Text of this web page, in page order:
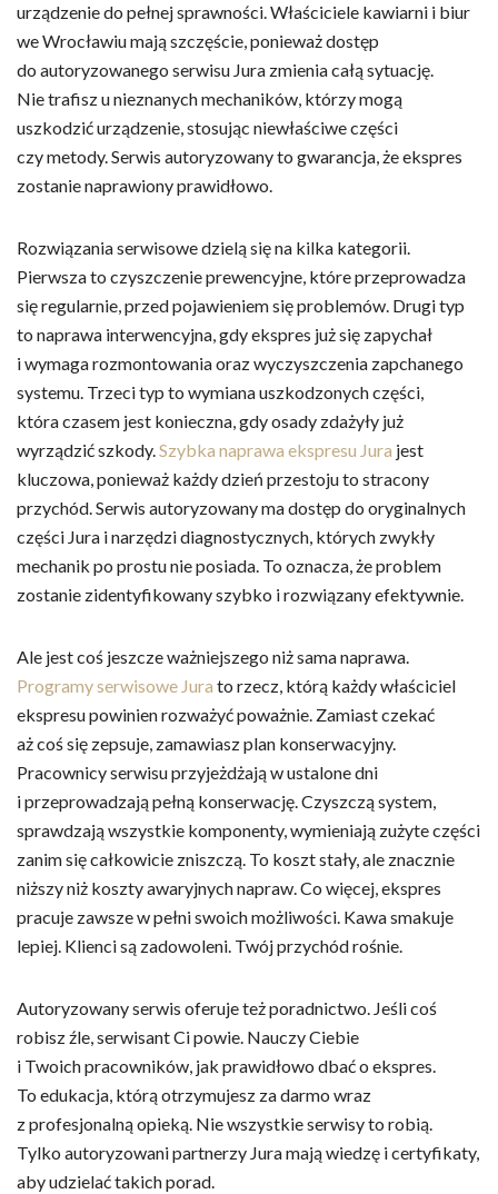
urządzenie do pełnej sprawności. Właściciele kawiarni i biur
we Wrocławiu mają szczęście, ponieważ dostęp
do autoryzowanego serwisu Jura zmienia całą sytuację.
Nie trafisz u nieznanych mechaników, którzy mogą
uszkodzić urządzenie, stosując niewłaściwe części
czy metody. Serwis autoryzowany to gwarancja, że ekspres
zostanie naprawiony prawidłowo.
Rozwiązania serwisowe dzielą się na kilka kategorii.
Pierwsza to czyszczenie prewencyjne, które przeprowadza
się regularnie, przed pojawieniem się problemów. Drugi typ
to naprawa interwencyjna, gdy ekspres już się zapychał
i wymaga rozmontowania oraz wyczyszczenia zapchanego
systemu. Trzeci typ to wymiana uszkodzonych części,
która czasem jest konieczna, gdy osady zdażyły już
wyrządzić szkody.Szybka naprawa ekspresu Jura jest
kluczowa, ponieważ każdy dzień przestoju to stracony
przychód. Serwis autoryzowany ma dostęp do oryginalnych
części Jura i narzędzi diagnostycznych, których zwykły
mechanik po prostu nie posiada. To oznacza, że problem
zostanie zidentyfikowany szybko i rozwiązany efektywnie.
Ale jest coś jeszcze ważniejszego niż sama naprawa.
Programy serwisowe Jura to rzecz, którą każdy właściciel
ekspresu powinien rozważyć poważnie. Zamiast czekać
aż coś się zepsuje, zamawiasz plan konserwacyjny.
Pracownicy serwisu przyjeżdżają w ustalone dni
i przeprowadzają pełną konserwację. Czyszczą system,
sprawdzają wszystkie komponenty, wymieniają zużyte części
zanim się całkowicie zniszczą. To koszt stały, ale znacznie
niższy niż koszty awaryjnych napraw. Co więcej, ekspres
pracuje zawsze w pełni swoich możliwości. Kawa smakuje
lepiej. Klienci są zadowoleni. Twój przychód rośnie.
Autoryzowany serwis oferuje też poradnictwo. Jeśli coś
robisz źle, serwisant Ci powie. Nauczy Ciebie
i Twoich pracowników, jak prawidłowo dbać o ekspres.
To edukacja, którą otrzymujesz za darmo wraz
z profesjonalną opieką. Nie wszystkie serwisy to robią.
Tylko autoryzowani partnerzy Jura mają wiedzę i certyfikaty,
aby udzielać takich porad.